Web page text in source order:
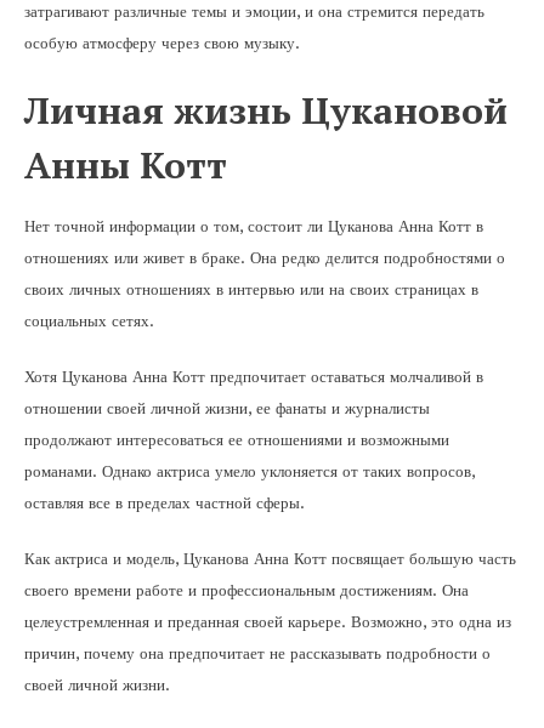
затрагивают различные темы и эмоции, и она стремится передать
особую атмосферу через свою музыку.
Личная жизнь Цукановой
Анны Котт
Нет точной информации о том, состоит ли Цуканова Анна Котт в
отношениях или живет в браке. Она редко делится подробностями о
своих личных отношениях в интервью или на своих страницах в
социальных сетях.
Хотя Цуканова Анна Котт предпочитает оставаться молчаливой в
отношении своей личной жизни, ее фанаты и журналисты
продолжают интересоваться ее отношениями и возможными
романами. Однако актриса умело уклоняется от таких вопросов,
оставляя все в пределах частной сферы.
Как актриса и модель, Цуканова Анна Котт посвящает большую часть
своего времени работе и профессиональным достижениям. Она
целеустремленная и преданная своей карьере. Возможно, это одна из
причин, почему она предпочитает не рассказывать подробности о
своей личной жизни.